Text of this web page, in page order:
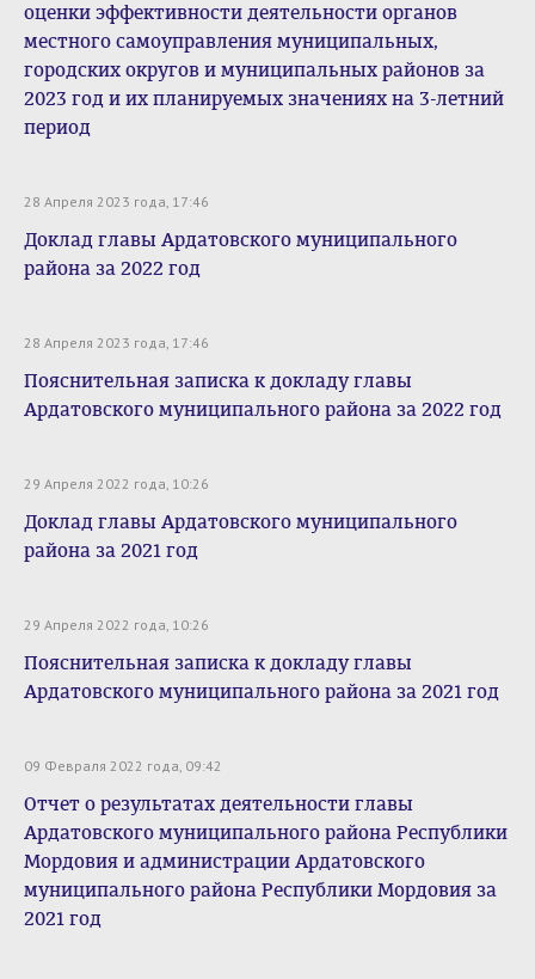
оценки эффективности деятельности органов
местного самоуправления муниципальных,
городских округов и муниципальных районов за
2023 год и их планируемых значениях на 3-летний
период
28 Апреля 2023 года, 17:46
Доклад главы Ардатовского муниципального
района за 2022 год
28 Апреля 2023 года, 17:46
Пояснительная записка к докладу главы
Ардатовского муниципального района за 2022 год
29 Апреля 2022 года, 10:26
Доклад главы Ардатовского муниципального
района за 2021 год
29 Апреля 2022 года, 10:26
Пояснительная записка к докладу главы
Ардатовского муниципального района за 2021 год
09 Февраля 2022 года, 09:42
Отчет о результатах деятельности главы
Ардатовского муниципального района Республики
Мордовия и администрации Ардатовского
муниципального района Республики Мордовия за
2021 год